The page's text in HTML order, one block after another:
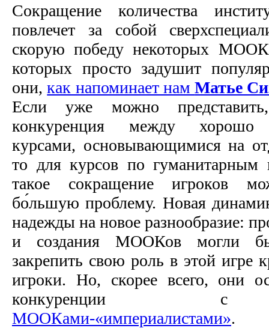
Сокращение количества
повлечет за собой
скорую победу некоторых
которых просто задушит
они,как напоминает намМатье
Если уже можно
конкуренция между хорошо
курсами, основывающимися на
то для курсов по гуманитарным
такое сокращение игроков
бо́льшую проблему. Новая
надежды на новое разнообразие:
и создания МООКов могли бы
закрепить свою роль в этой игре
игроки. Но, скорее всего, они
конкуренции с
МООКами-«империалистами».